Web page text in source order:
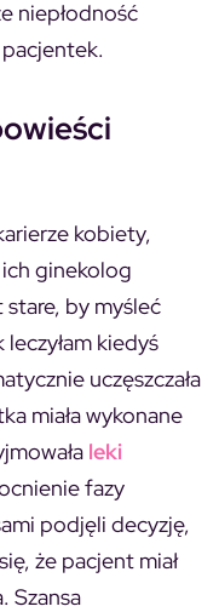
niepłodność
kobiety,
ich ginekolog
stare, by myśleć
kiedyś
uczęszczała
miała wykonane
leki
fazy
podjęli decyzję,
że pacjent miał
Szansa